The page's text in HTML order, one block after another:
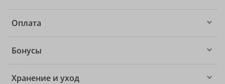
Оплата
Бонусы
Хранение и уход